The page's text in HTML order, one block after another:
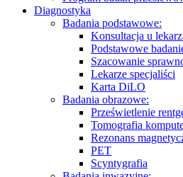
Diagnostyka
Badania podstawowe:
Konsultacja u
Podstawowe
Szacowanie
Lekarze specjaliści
Karta DiLO
Badania obrazowe:
Prześwietlenie
Tomografia
Rezonans
PET
Scyntygrafia